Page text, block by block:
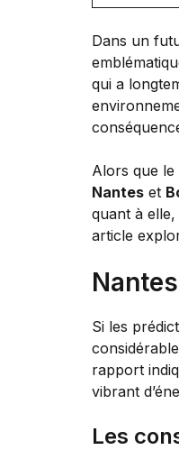
Dans un
qui a
Alors que le
Nantes et
quant à
article
Si les
rapport
vibrant
Les